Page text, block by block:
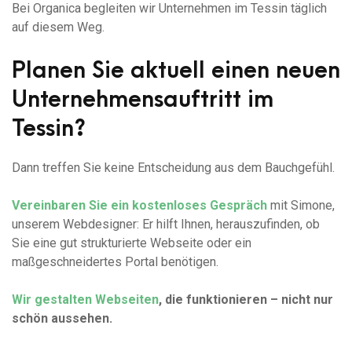
Bei Organica begleiten wir Unternehmen im Tessin täglich
auf diesem Weg.
Planen Sie aktuell einen neuen
Unternehmensauftritt im
Tessin?
Dann treffen Sie keine Entscheidung aus dem Bauchgefühl.
Vereinbaren Sie ein kostenloses Gespräch mit Simone,
unserem Webdesigner: Er hilft Ihnen, herauszufinden, ob
Sie eine gut strukturierte Webseite oder ein
maßgeschneidertes Portal benötigen.
Wir gestalten Webseiten, die funktionieren – nicht nur
schön aussehen.